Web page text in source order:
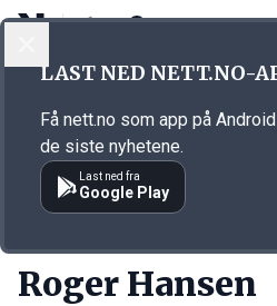
Annonsørinnhold
Roger Hansen
LAST NED NETT.NO-
Få nett.no som app på
de siste nyhetene.
Last ned fra
Google Play